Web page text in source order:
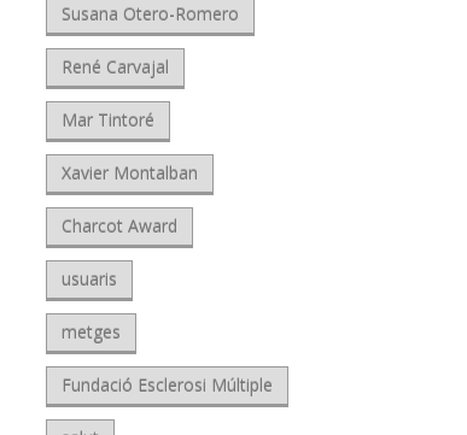
Susana Otero-Romero
René Carvajal
Mar Tintoré
Xavier Montalban
Charcot Award
usuaris
metges
Fundació Esclerosi Múltiple